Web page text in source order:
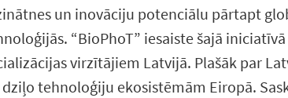
un inovāciju potenciālu pārtapt
“BioPhoT” iesaiste šajā
virzītājiem Latvijā. Plašāk par
tehnoloģiju ekosistēmām Eiropā.